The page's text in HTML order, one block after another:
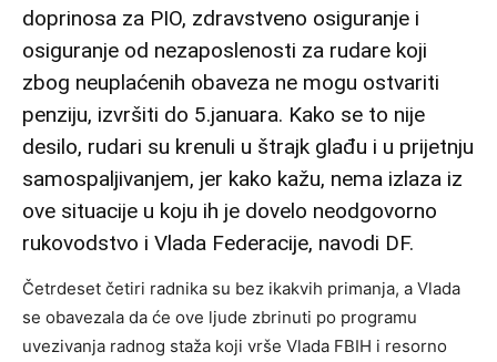
doprinosa za PIO, zdravstveno osiguranje i
osiguranje od nezaposlenosti za rudare koji
zbog neuplaćenih obaveza ne mogu ostvariti
penziju, izvršiti do 5.januara. Kako se to nije
desilo, rudari su krenuli u štrajk glađu i u prijetnju
samospaljivanjem, jer kako kažu, nema izlaza iz
ove situacije u koju ih je dovelo neodgovorno
rukovodstvo i Vlada Federacije, navodi DF.
Četrdeset četiri radnika su bez ikakvih primanja, a Vlada
se obavezala da će ove ljude zbrinuti po programu
uvezivanja radnog staža koji vrše Vlada FBIH i resorno